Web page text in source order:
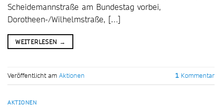
Scheidemannstraße am Bundestag vorbei,
Dorotheen-/Wilhelmstraße, […]
WEITERLESEN →
Veröffentlicht am Aktionen 1 Kommentar
AKTIONEN